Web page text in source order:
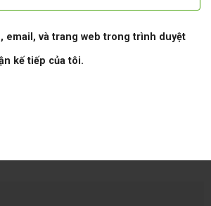
email, và trang web trong trình duyệt
kế tiếp của tôi.